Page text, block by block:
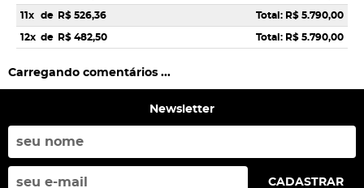
11x de R$ 526,36 Total: R$ 5.790,00
12x de R$ 482,50 Total: R$ 5.790,00
Carregando comentários ...
Newsletter
CADASTRAR